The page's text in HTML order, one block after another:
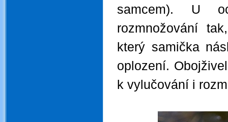
samcem). U
rozmnožování
který samička
oplození.
k vylučování i